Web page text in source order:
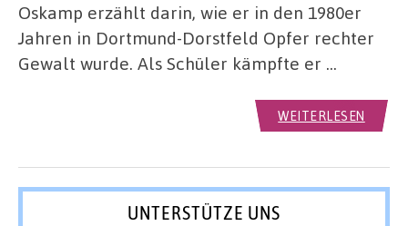
Oskamp erzählt darin, wie er in den 1980er
Jahren in Dortmund-Dorstfeld Opfer rechter
Gewalt wurde. Als Schüler kämpfte er …
WEITERLESEN
UNTERSTÜTZE UNS